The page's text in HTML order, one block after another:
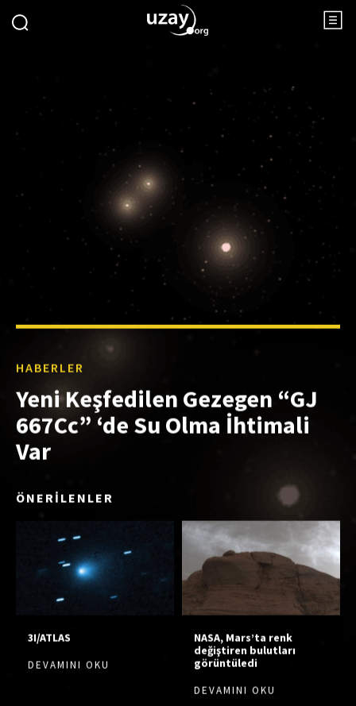
HABERLER
Yeni Keşfedilen Gezegen “GJ
667Cc” ‘de Su Olma İhtimali
Var
ÖNERİLENLER
3I/ATLAS
DEVAMINI OKU
NASA, Mars’ta renk
değiştiren bulutları
görüntüledi
DEVAMINI OKU